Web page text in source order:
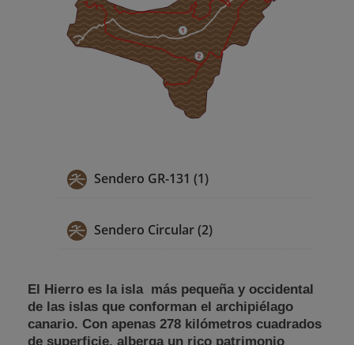
Sendero GR-131 (1)
Sendero Circular (2)
El Hierro es la isla más pequeña y occidental
de las islas que conforman el archipiélago
canario. Con apenas 278 kilómetros cuadrados
de superficie, alberga un rico patrimonio